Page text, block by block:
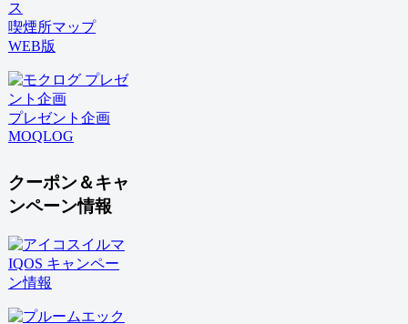
喫煙所マップ
WEB版
プレゼント企画
MOQLOG
クーポン＆キャ
ンペーン情報
IQOS キャンペー
ン情報